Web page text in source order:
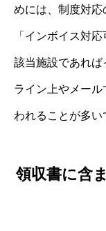
めには、制度対
「インボイス対
該当施設であれ
ライン上やメー
われることが多い
領収書に含